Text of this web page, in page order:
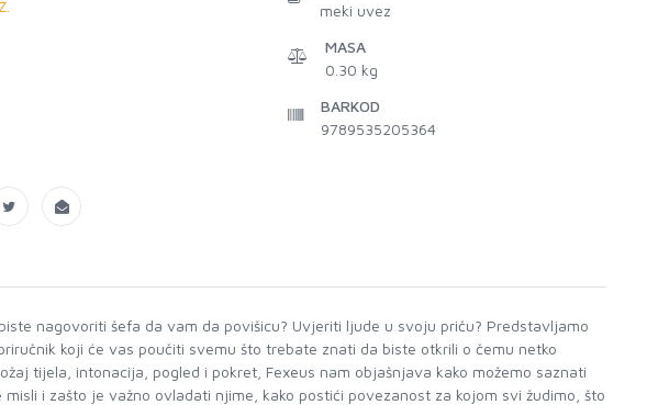
meki uvez
MASA
0.30 kg
BARKOD
9789535205364
nagovoriti šefa da vam da povišicu? Uvjeriti ljude u svoju priču? Predstavljamo
koji će vas poučiti svemu što trebate znati da biste otkrili o čemu netko
tijela, intonacija, pogled i pokret, Fexeus nam objašnjava kako možemo saznati
i zašto je važno ovladati njime, kako postići povezanost za kojom svi žudimo, što